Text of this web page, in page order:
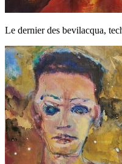
Le dernier des bevilacqua,